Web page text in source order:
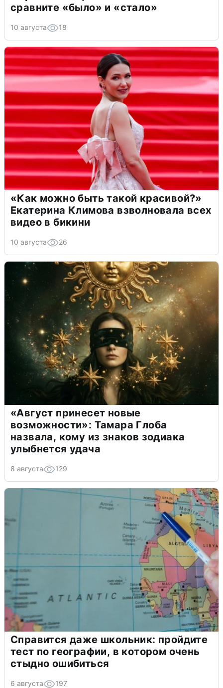
сравните «было» и «стало»
10 августа 18
«Как можно быть такой красивой?»
Екатерина Климова взволновала всех
видео в бикини
10 августа 26
«Август принесет новые
возможности»: Тамара Глоба
назвала, кому из знаков зодиака
улыбнется удача
8 августа 129
Справится даже школьник: пройдите
тест по географии, в котором очень
стыдно ошибиться
6 августа 197